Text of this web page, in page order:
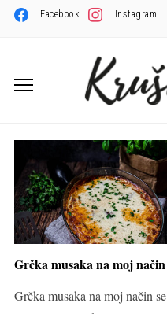
Facebook Instagram
Grčka musaka na moj način
Grčka musaka na moj način se